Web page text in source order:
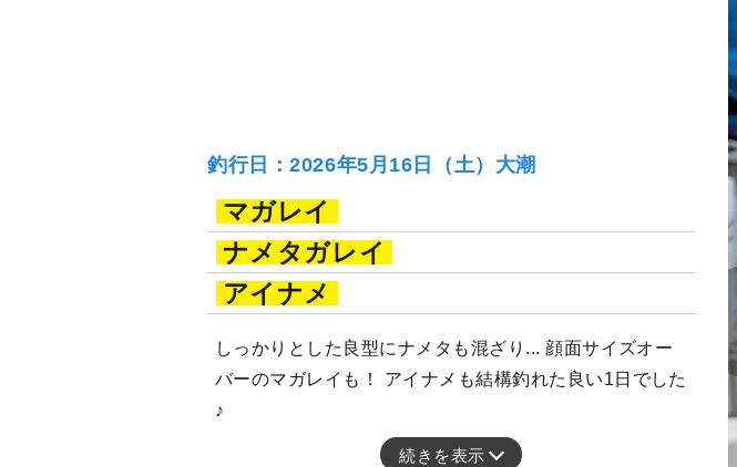
釣行日：2026年5月16日（土）大潮
マガレイ
ナメタガレイ
アイナメ
しっかりとした良型にナメタも混ざり... 顔面サイズオー
バーのマガレイも！ アイナメも結構釣れた良い1日でした
♪
続きを表示